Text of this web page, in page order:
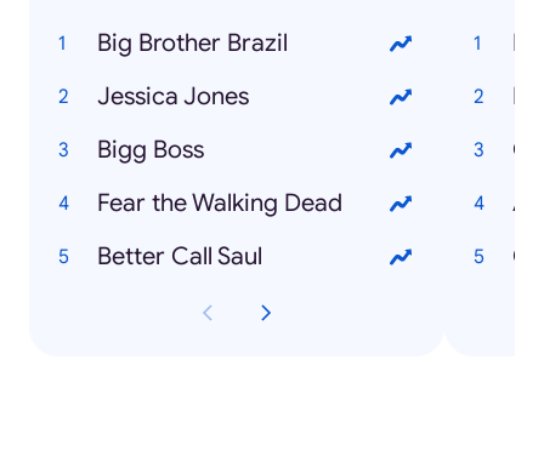
Big Brother Brazil
Jessica Jones
Bigg Boss
Fear the Walking Dead
Better Call Saul